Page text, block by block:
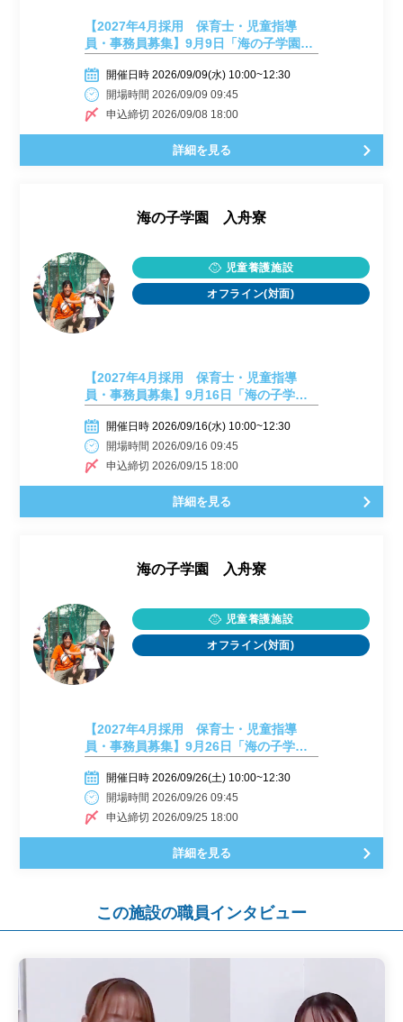
【2027年4月採用 保育士・児童指導
員・事務員募集】9月9日「海の子学園入
開催日時 2026/09/09(水) 10:00~12:30
開場時間 2026/09/09 09:45
申込締切 2026/09/08 18:00
詳細を見る
海の子学園 入舟寮
児童養護施設
オフライン(対面)
【2027年4月採用 保育士・児童指導
員・事務員募集】9月16日「海の子学園
開催日時 2026/09/16(水) 10:00~12:30
開場時間 2026/09/16 09:45
申込締切 2026/09/15 18:00
詳細を見る
海の子学園 入舟寮
児童養護施設
オフライン(対面)
【2027年4月採用 保育士・児童指導
員・事務員募集】9月26日「海の子学園
開催日時 2026/09/26(土) 10:00~12:30
開場時間 2026/09/26 09:45
申込締切 2026/09/25 18:00
詳細を見る
この施設の職員インタビュー